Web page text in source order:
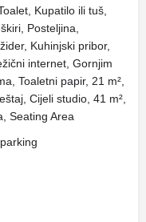
Kupatilo ili tuš,
Posteljina,
Kuhinjski pribor,
internet, Gornjim
Toaletni papir, 21 m²,
Cijeli studio, 41 m²,
Seating Area